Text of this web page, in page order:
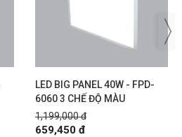
LED BIG PANEL 40W - FPD-
6060 3 CHẾ ĐỘ MÀU
1,199,000 đ
659,450 đ